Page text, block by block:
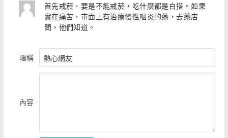
首先戒菸，要是不能戒菸，吃什麼都是白搭。如果
實在痛苦，市面上有治療慢性咽炎的藥，去藥店
問，他們知道。
暱稱
內容